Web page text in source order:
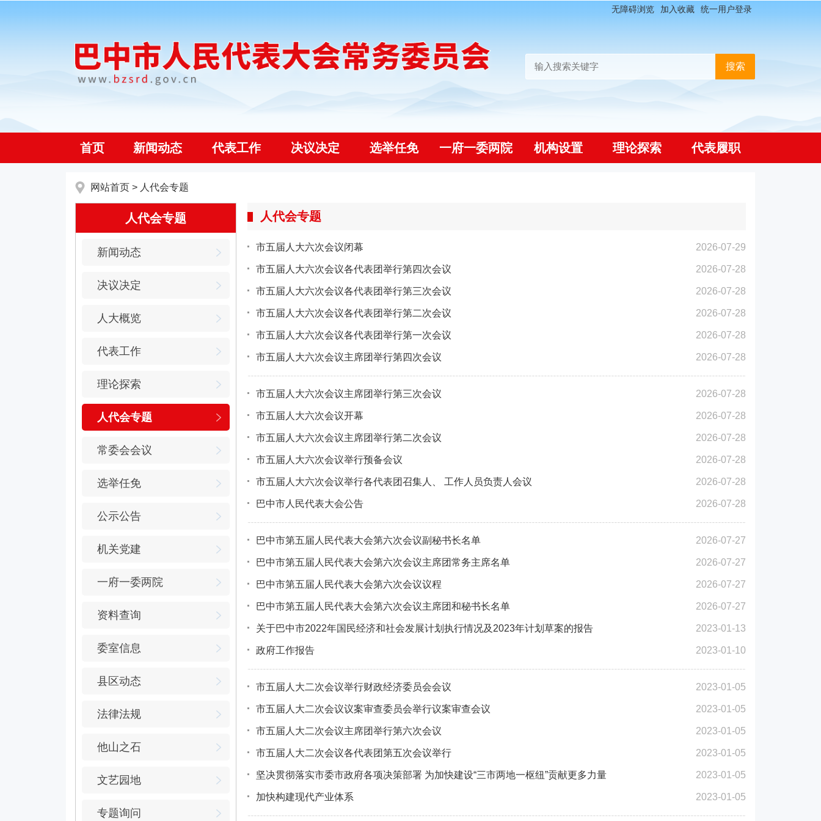
无障碍浏览 加入收藏 统一用户登录
首页 新闻动态 代表工作 决议决定 选举任免 一府一委两院 机构设置 理论探索 代表履职
网站首页 > 人代会专题
人代会专题
新闻动态
决议决定
人大概览
代表工作
理论探索
人代会专题
常委会会议
选举任免
公示公告
机关党建
一府一委两院
资料查询
委室信息
县区动态
法律法规
他山之石
文艺园地
专题询问
人代会专题
2026-07-29
市五届人大六次会议闭幕
2026-07-28
市五届人大六次会议各代表团举行第四次会议
2026-07-28
市五届人大六次会议各代表团举行第三次会议
2026-07-28
市五届人大六次会议各代表团举行第二次会议
2026-07-28
市五届人大六次会议各代表团举行第一次会议
2026-07-28
市五届人大六次会议主席团举行第四次会议
2026-07-28
市五届人大六次会议主席团举行第三次会议
2026-07-28
市五届人大六次会议开幕
2026-07-28
市五届人大六次会议主席团举行第二次会议
2026-07-28
市五届人大六次会议举行预备会议
2026-07-28
市五届人大六次会议举行各代表团召集人、 工作人员负责人会议
2026-07-28
巴中市人民代表大会公告
2026-07-27
巴中市第五届人民代表大会第六次会议副秘书长名单
2026-07-27
巴中市第五届人民代表大会第六次会议主席团常务主席名单
2026-07-27
巴中市第五届人民代表大会第六次会议议程
2026-07-27
巴中市第五届人民代表大会第六次会议主席团和秘书长名单
2023-01-13
关于巴中市2022年国民经济和社会发展计划执行情况及2023年计划草案的报告
2023-01-10
政府工作报告
2023-01-05
市五届人大二次会议举行财政经济委员会会议
2023-01-05
市五届人大二次会议议案审查委员会举行议案审查会议
2023-01-05
市五届人大二次会议主席团举行第六次会议
2023-01-05
市五届人大二次会议各代表团第五次会议举行
2023-01-05
坚决贯彻落实市委市政府各项决策部署 为加快建设“三市两地一枢纽”贡献更多力量
2023-01-05
加快构建现代产业体系